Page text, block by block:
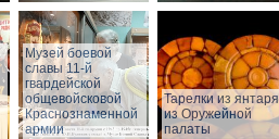
Музей боевой
славы 11-й
гвардейской
общевойсковой
Краснознаменной
армии
Тарелки из янтаря
из Оружейной
палаты